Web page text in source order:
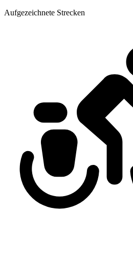
Aufgezeichnete Strecken